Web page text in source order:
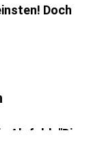
Doch
Alsfeld: "Die